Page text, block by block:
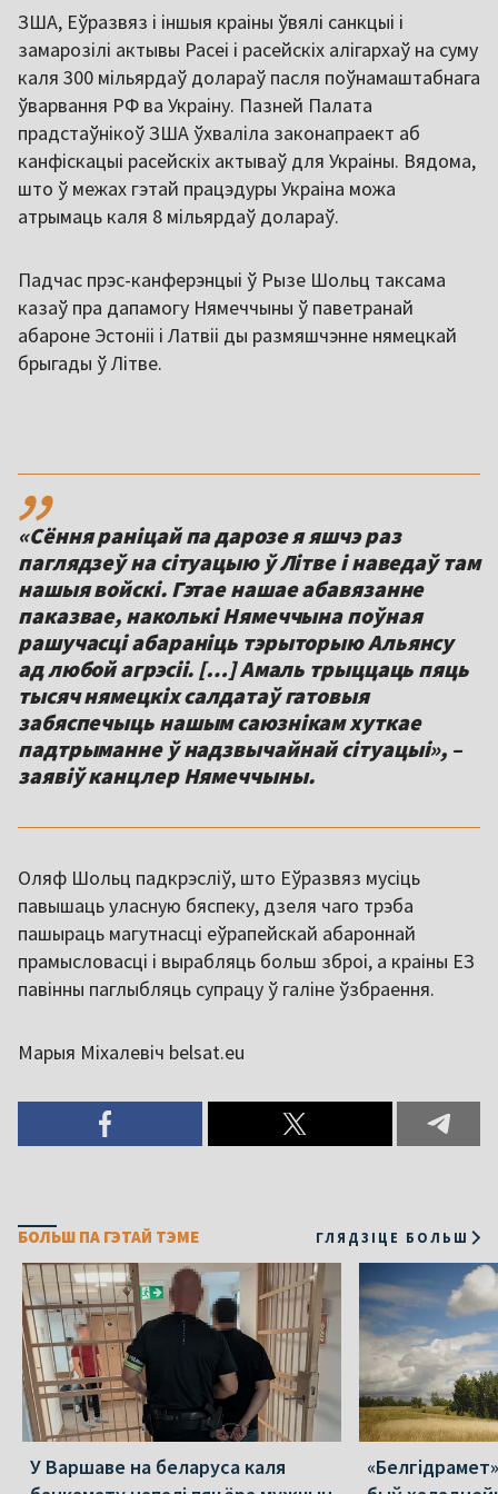
ЗША, Еўразвяз і іншыя краіны ўвялі санкцыі і
замарозілі актывы Расеі і расейскіх алігархаў на суму
каля 300 мільярдаў долараў пасля поўнамаштабнага
ўварвання РФ ва Украіну. Пазней Палата
прадстаўнікоў ЗША ўхваліла законапраект аб
канфіскацыі расейскіх актываў для Украіны. Вядома,
што ў межах гэтай працэдуры Украіна можа
атрымаць каля 8 мільярдаў долараў.
Падчас прэс-канферэнцыі ў Рызе Шольц таксама
казаў пра дапамогу Нямеччыны ў паветранай
абароне Эстоніі і Латвіі ды размяшчэнне нямецкай
брыгады ў Літве.
,,
«Сёння раніцай па дарозе я яшчэ раз
паглядзеў на сітуацыю ў Літве і наведаў там
нашыя войскі. Гэтае нашае абавязанне
паказвае, наколькі Нямеччына поўная
рашучасці абараніць тэрыторыю Альянсу
ад любой агрэсіі. […] Амаль трыццаць пяць
тысяч нямецкіх салдатаў гатовыя
забяспечыць нашым саюзнікам хуткае
падтрыманне ў надзвычайнай сітуацыі», –
заявіў канцлер Нямеччыны.
Оляф Шольц падкрэсліў, што Еўразвяз мусіць
павышаць уласную бяспеку, дзеля чаго трэба
пашыраць магутнасці еўрапейскай абароннай
прамысловасці і вырабляць больш зброі, а краіны ЕЗ
павінны паглыбляць супрацу ў галіне ўзбраення.
Марыя Міхалевіч belsat.eu
БОЛЬШ ПА ГЭТАЙ ТЭМЕ ГЛЯДЗІЦЕ БОЛЬШ
У Варшаве на беларуса каля